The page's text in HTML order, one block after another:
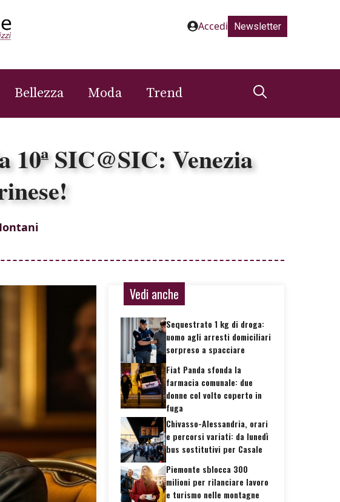
Accedi Newsletter
Bellezza Moda Trend
SIC@SIC: Venezia
Vedi anche
Sequestrato 1 kg di droga:
uomo agli arresti domiciliari
sorpreso a spacciare
Fiat Panda sfonda la
farmacia comunale: due
donne col volto coperto in
fuga
Chivasso-Alessandria, orari
e percorsi variati: da lunedì
bus sostitutivi per Casale
Piemonte sblocca 300
milioni per rilanciare lavoro
e turismo nelle montagne